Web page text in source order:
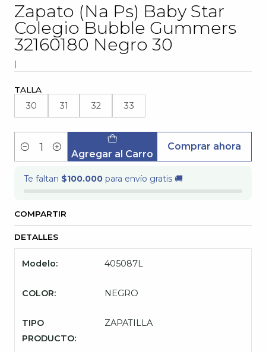
Zapato (Na Ps) Baby Star
Colegio Bubble Gummers
32160180 Negro 30
|
TALLA
30 31 32 33
Cantidad Agregar al Carro
Comprar ahora
Te faltan $100.000 para envío gratis 🚚
COMPARTIR
DETALLES
Modelo: 405087L
COLOR: NEGRO
TIPO
PRODUCTO:
ZAPATILLA